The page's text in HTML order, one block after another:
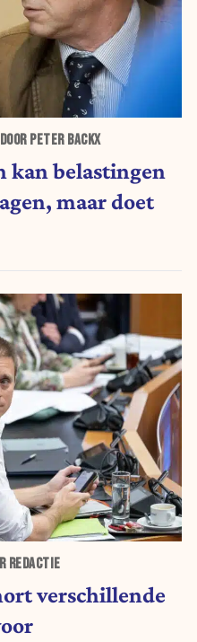
PETER BACKX
kan belastingen
maar doet
REDACTIE
verschillende